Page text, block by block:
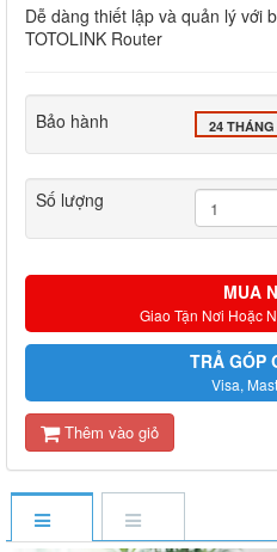
Dễ dàng thiết lập và quản lý với
TOTOLINK Router
Bảo hành 24 THÁNG
Số lượng
MUA
Giao Tận Nơi Hoặc
TRẢ GÓP
Visa,
Thêm vào giỏ